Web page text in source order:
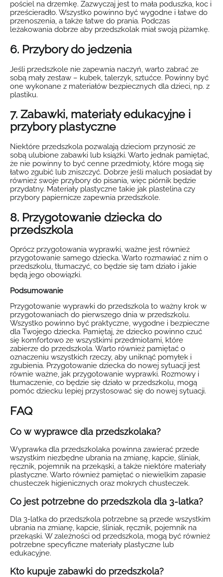
pościel na drzemkę. Zazwyczaj jest to mała poduszka, koc i
prześcieradło. Wszystko powinno być wygodne i łatwe do
przenoszenia, a także łatwe do prania. Podczas
leżakowania dobrze aby przedszkolak miał swoją piżamkę.
6. Przybory do jedzenia
Jeśli przedszkole nie zapewnia naczyń, warto zabrać ze
sobą mały zestaw – kubek, talerzyk, sztućce. Powinny być
one wykonane z materiałów bezpiecznych dla dzieci, np. z
plastiku.
7. Zabawki, materiały edukacyjne i
przybory plastyczne
Niektóre przedszkola pozwalają dzieciom przynosić ze
sobą ulubione zabawki lub książki. Warto jednak pamiętać,
że nie powinny to być cenne przedmioty, które mogą się
łatwo zgubić lub zniszczyć. Dobrze jeśli maluch posiadał by
również swoje przybory do pisania, więc piórnik będzie
przydatny. Materiały plastyczne takie jak plastelina czy
przybory papiernicze zapewnia przedszkole.
8. Przygotowanie dziecka do
przedszkola
Oprócz przygotowania wyprawki, ważne jest również
przygotowanie samego dziecka. Warto rozmawiać z nim o
przedszkolu, tłumaczyć, co będzie się tam działo i jakie
będą jego obowiązki.
Podsumowanie
Przygotowanie wyprawki do przedszkola to ważny krok w
przygotowaniach do pierwszego dnia w przedszkolu.
Wszystko powinno być praktyczne, wygodne i bezpieczne
dla Twojego dziecka. Pamiętaj, że dziecko powinno czuć
się komfortowo ze wszystkimi przedmiotami, które
zabierze do przedszkola. Warto również pamiętać o
oznaczeniu wszystkich rzeczy, aby uniknąć pomyłek i
zgubienia. Przygotowanie dziecka do nowej sytuacji jest
równie ważne, jak przygotowanie wyprawki. Rozmowy i
tłumaczenie, co będzie się działo w przedszkolu, mogą
pomóc dziecku lepiej przystosować się do nowej sytuacji.
FAQ
Co w wyprawce dla przedszkolaka?
Wyprawka dla przedszkolaka powinna zawierać przede
wszystkim niezbędne ubrania na zmianę, kapcie, śliniak,
ręcznik, pojemnik na przekąski, a także niektóre materiały
plastyczne. Warto również pamiętać o niewielkim zapasie
chusteczek higienicznych oraz mokrych chusteczek.
Co jest potrzebne do przedszkola dla 3-latka?
Dla 3-latka do przedszkola potrzebne są przede wszystkim
ubrania na zmianę, kapcie, śliniak, ręcznik, pojemnik na
przekąski. W zależności od przedszkola, mogą być również
potrzebne specyficzne materiały plastyczne lub
edukacyjne.
Kto kupuje zabawki do przedszkola?